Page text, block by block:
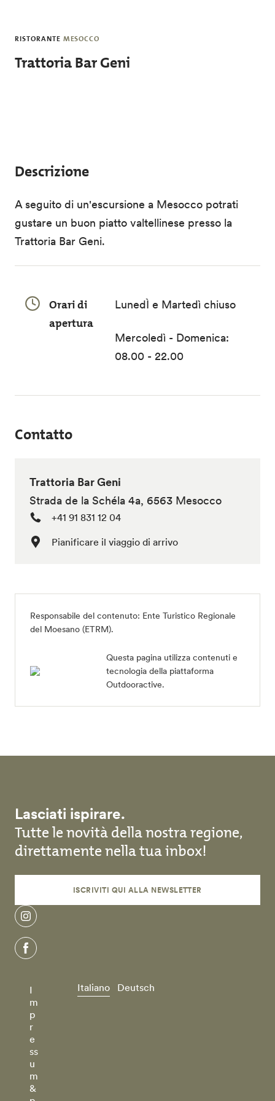
RISTORANTE MESOCCO
Trattoria Bar Geni
Descrizione
A seguito di un'escursione a Mesocco potrati
gustare un buon piatto valtellinese presso la
Trattoria Bar Geni.
Orari di
apertura
LunedÌ e Martedì chiuso
Mercoledì - Domenica:
08.00 - 22.00
Contatto
Trattoria Bar Geni
Strada de la Schéla 4a, 6563 Mesocco
+41 91 831 12 04
Pianificare il viaggio di arrivo
Responsabile del contenuto: Ente Turistico Regionale
del Moesano (ETRM).
Questa pagina utilizza contenuti e
tecnologia della piattaforma
Outdooractive.
Lasciati ispirare.
Tutte le novità della nostra regione,
direttamente nella tua inbox!
ISCRIVITI QUI ALLA NEWSLETTER
instagram
facebook
I
m
p
r
e
ss
u
m
&
Italiano Deutsch